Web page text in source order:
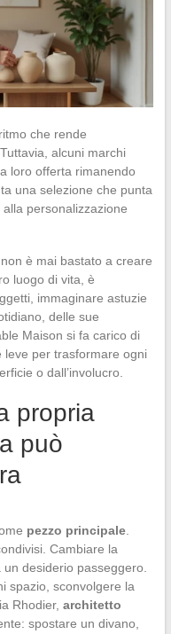
che rende
alcuni marchi
loro offerta rimanendo
una selezione che punta
personalizzazione
è mai bastato a creare
luogo di vita, è
immaginare astuzie
delle sue
Maison si fa carico di
per trasformare ogni
o dall’involucro.
propria
può
pezzo principale.
Cambiare la
desiderio passeggero.
spazio, sconvolgere la
Rhodier, architetto
spostare un divano,